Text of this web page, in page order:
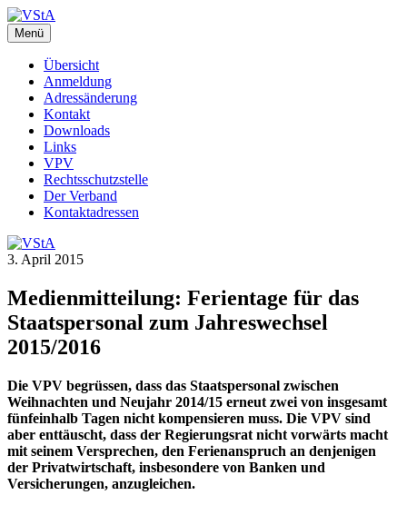
Zum
Inhalt
springen
VStA
WebSite des Verbandes der Staatsangestellten des Kantons Zürich
Menü
Übersicht
Anmeldung
Adressänderung
Kontakt
Downloads
Links
VPV
Rechtsschutzstelle
Der Verband
Kontaktadressen
3. April 2015
Medienmitteilung: Ferientage für das
Staatspersonal zum Jahreswechsel
2015/2016
Die VPV begrüssen, dass das Staatspersonal zwischen
Weihnachten und Neujahr 2014/15 erneut zwei von insgesamt
fünfeinhalb Tagen nicht kompensieren muss. Die VPV sind
aber enttäuscht, dass der Regierungsrat nicht vorwärts macht
mit seinem Versprechen, den Ferienanspruch an denjenigen
der Privatwirtschaft, insbesondere von Banken und
Versicherungen, anzugleichen.